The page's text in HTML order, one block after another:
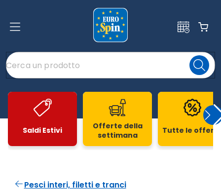
Saldi Estivi
Offerte della
settimana
Tutte le
Pesci interi, filetti e tranci